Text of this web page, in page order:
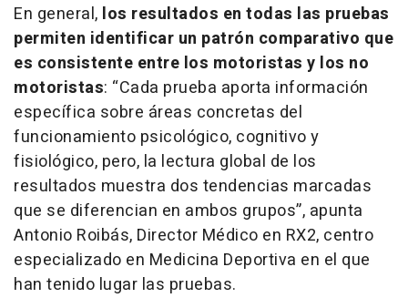
En general, los resultados en todas las pruebas
permiten identificar un patrón comparativo que
es consistente entre los motoristas y los no
motoristas: “Cada prueba aporta información
específica sobre áreas concretas del
funcionamiento psicológico, cognitivo y
fisiológico, pero, la lectura global de los
resultados muestra dos tendencias marcadas
que se diferencian en ambos grupos”, apunta
Antonio Roibás, Director Médico en RX2, centro
especializado en Medicina Deportiva en el que
han tenido lugar las pruebas.